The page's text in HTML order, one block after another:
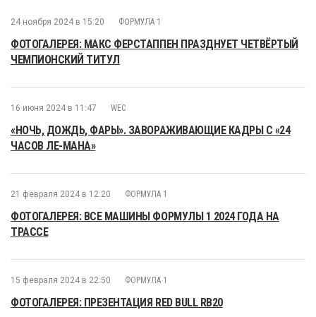
24 ноября 2024 в 15:20 ФОРМУЛА 1
ФОТОГАЛЕРЕЯ: МАКС ФЕРСТАППЕН ПРАЗДНУЕТ ЧЕТВЁРТЫЙ
ЧЕМПИОНСКИЙ ТИТУЛ
16 июня 2024 в 11:47 WEC
«НОЧЬ, ДОЖДЬ, ФАРЫ». ЗАВОРАЖИВАЮЩИЕ КАДРЫ С «24
ЧАСОВ ЛЕ-МАНА»
21 февраля 2024 в 12:20 ФОРМУЛА 1
ФОТОГАЛЕРЕЯ: ВСЕ МАШИНЫ ФОРМУЛЫ 1 2024 ГОДА НА
ТРАССЕ
15 февраля 2024 в 22:50 ФОРМУЛА 1
ФОТОГАЛЕРЕЯ: ПРЕЗЕНТАЦИЯ RED BULL RB20